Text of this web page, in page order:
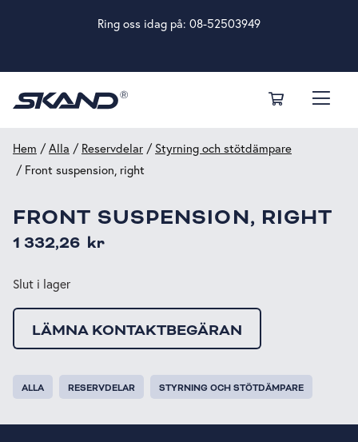
Ring oss idag på: 08-52503949
Hem /Alla / Reservdelar / Styrning och stötdämpare
/ Front suspension, right
FRONT SUSPENSION, RIGHT
1 332,26 kr
Slut i lager
LÄMNA KONTAKTBEGÄRAN
ALLA RESERVDELAR STYRNING OCH STÖTDÄMPARE